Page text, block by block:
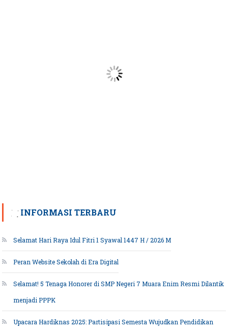
INFORMASI TERBARU
Selamat Hari Raya Idul Fitri 1 Syawal 1447 H / 2026 M
Peran Website Sekolah di Era Digital
Selamat! 5 Tenaga Honorer di SMP Negeri 7 Muara Enim Resmi Dilantik
menjadi PPPK
Upacara Hardiknas 2025: Partisipasi Semesta Wujudkan Pendidikan